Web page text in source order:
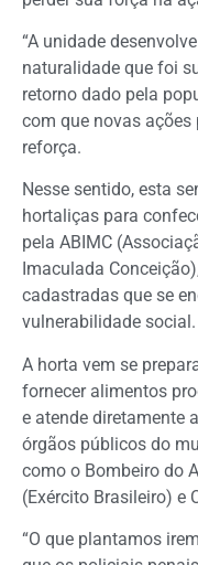
“A unidade
naturalidade que foi
retorno dado pela
com que novas ações
reforça.
Nesse sentido, esta
hortaliças para
pela ABIMC
Imaculada
cadastradas que se
vulnerabilidade social.
A horta vem se
fornecer alimentos
e atende diretamente
órgãos públicos do
como o Bombeiro do
(Exército Brasileiro) e
“O que plantamos